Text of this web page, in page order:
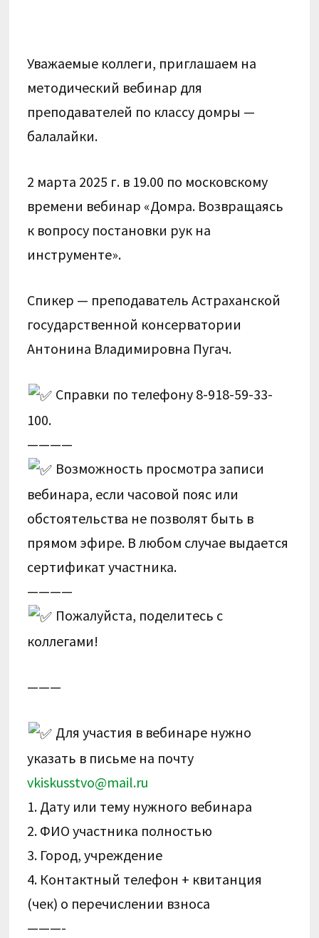
Уважаемые коллеги, приглашаем на
методический вебинар для
преподавателей по классу домры —
балалайки.
2 марта 2025 г. в 19.00 по московскому
времени вебинар «Домра. Возвращаясь
к вопросу постановки рук на
инструменте».
Спикер — преподаватель Астраханской
государственной консерватории
Антонина Владимировна Пугач.
Справки по телефону 8-918-59-33-
100.
————
Возможность просмотра записи
вебинара, если часовой пояс или
обстоятельства не позволят быть в
прямом эфире. В любом случае выдается
сертификат участника.
————
Пожалуйста, поделитесь с
коллегами!
———
Для участия в вебинаре нужно
указать в письме на почту
vkiskusstvo@mail.ru
1. Дату или тему нужного вебинара
2. ФИО участника полностью
3. Город, учреждение
4. Контактный телефон + квитанция
(чек) о перечислении взноса
———-